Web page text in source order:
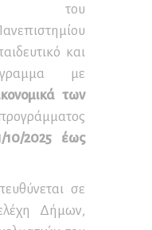
του
και
με
των
10/2025 έως
σε
Δήμων,